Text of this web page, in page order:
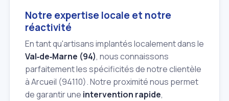
Notre expertise locale et notre
réactivité
En tant qu'artisans implantés localement dans le
Val‑de‑Marne (94), nous connaissons
parfaitement les spécificités de notre clientèle
à Arcueil (94110). Notre proximité nous permet
de garantir une intervention rapide,